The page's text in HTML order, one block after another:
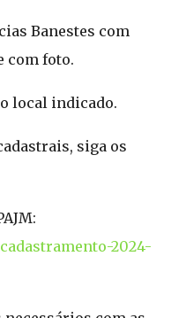
Banestes com
com foto.
local indicado.
siga os
2024-